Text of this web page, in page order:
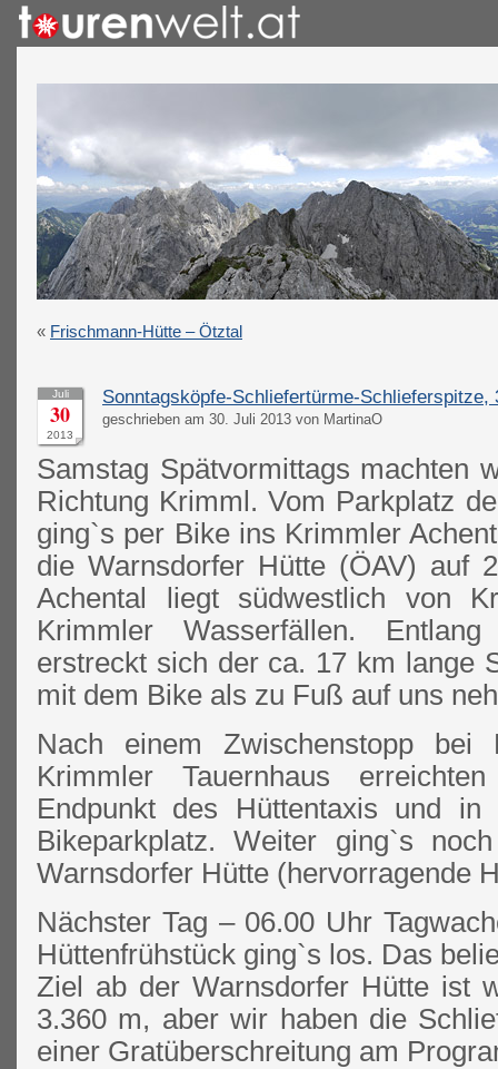
« Frischmann-Hütte – Ötztal
Juli
30
2013
Sonntagsköpfe-Schliefertürme-Schlieferspitze,
geschrieben am 30. Juli 2013 von MartinaO
Samstag Spätvormittags machten
Richtung Krimml. Vom Parkplatz
ging`s per Bike ins Krimmler
die Warnsdorfer Hütte (ÖAV) auf
Achental liegt südwestlich von
Krimmler Wasserfällen.
erstreckt sich der ca. 17 km lange
mit dem Bike als zu Fuß auf uns
Nach einem Zwischenstopp
Krimmler Tauernhaus
Endpunkt des Hüttentaxis und in
Bikeparkplatz. Weiter ging`s
Warnsdorfer Hütte (hervorragende
Nächster Tag – 06.00 Uhr
Hüttenfrühstück ging`s los. Das
Ziel ab der Warnsdorfer Hütte ist
3.360 m, aber wir haben die
einer Gratüberschreitung am